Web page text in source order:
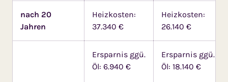
nach 20
Jahren
Heizkosten:
37.340 €
Heizkosten:
26.140 €
Ersparnis ggü.
Öl: 6.940 €
Ersparnis ggü.
Öl: 18.140 €